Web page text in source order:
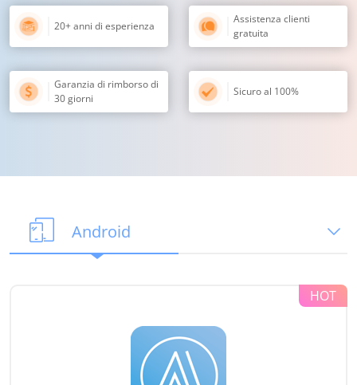
20+ anni di esperienza
Assistenza clienti
gratuita
Garanzia di rimborso di
30 giorni
Sicuro al 100%
Android